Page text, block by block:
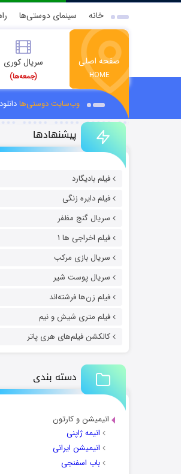
خانه سینمای دوستی‌ها
صفحه اصلی
HOME
سریال کوری
(جمعه‌ها)
وب‌سایت دوستی‌ها
پیشنهادها
فیلم بادیگارد
فیلم دایره زنگی
سریال گنج مظفر
فیلم اخراجی ها ۱
سریال بازی مرکب
سریال پوست شیر
فیلم زن‌ها فرشته‌اند
فیلم متری شیش و نیم
کالکشن فیلم‌های هری پاتر
دسته بندی
انیمیشن و کارتون
انیمه ژاپنی
انیمیشن ایرانی
باب اسفنجی